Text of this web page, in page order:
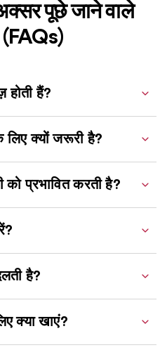
पूछे जाने वाले
होती हैं?
क्यों जरूरी है?
को प्रभावित करती है?
है?
क्या खाएं?